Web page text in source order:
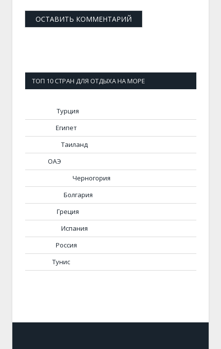
ТОП 10 СТРАН ДЛЯ ОТДЫХА НА МОРЕ
Турция
Египет
Таиланд
ОАЭ
Черногория
Болгария
Греция
Испания
Россия
Тунис